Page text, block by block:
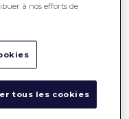
à nos efforts de
tous les cookies